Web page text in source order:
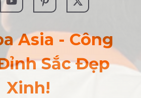
Asia - Công
Sắc Đẹp
Xinh!